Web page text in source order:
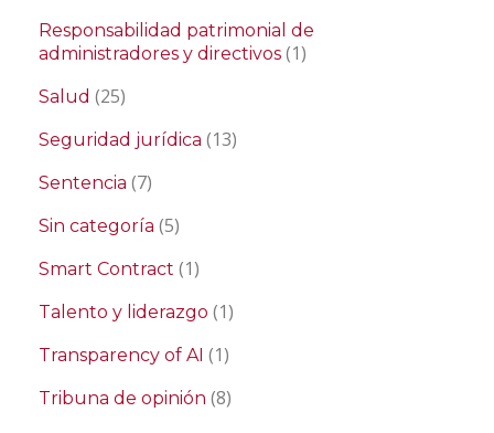
Responsabilidad patrimonial de
administradores y directivos (1)
Salud (25)
Seguridad jurídica (13)
Sentencia (7)
Sin categoría (5)
Smart Contract (1)
Talento y liderazgo (1)
Transparency of AI (1)
Tribuna de opinión (8)